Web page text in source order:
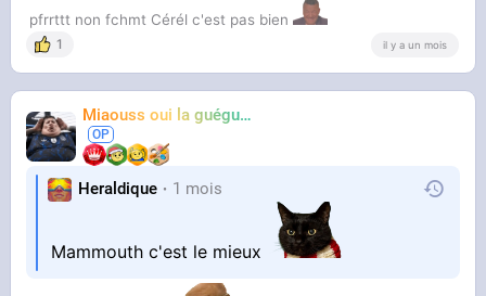
pfrrttt non fchmt Cérél c'est pas bien
1 il y a un mois
Miaouss oui la guéguérre
Heraldique 1 mois
Mammouth c'est le mieux